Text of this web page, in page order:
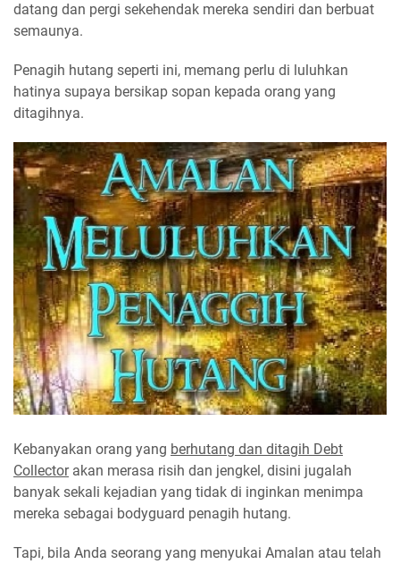
datang dan pergi sekehendak mereka sendiri dan berbuat
semaunya.
Penagih hutang seperti ini, memang perlu di luluhkan
hatinya supaya bersikap sopan kepada orang yang
ditagihnya.
Kebanyakan orang yang berhutang dan ditagih Debt
Collectorakan merasa risih dan jengkel, disini jugalah
banyak sekali kejadian yang tidak di inginkan menimpa
mereka sebagai bodyguard penagih hutang.
Tapi, bila Anda seorang yang menyukai Amalan atau telah